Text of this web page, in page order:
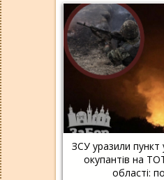
ЗСУ уразили пункт
окупантів на
області: